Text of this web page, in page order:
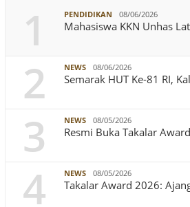
1 PENDIDIKAN 08/06/2026
Mahasiswa KKN Unhas
2 NEWS 08/06/2026
Semarak HUT Ke-81 RI,
3 NEWS 08/05/2026
Resmi Buka Takalar
4 NEWS 08/05/2026
Takalar Award 2026: